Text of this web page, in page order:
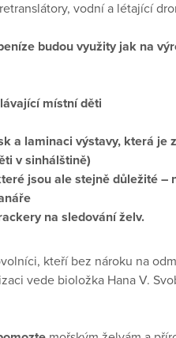
vodní a létající
budou využity jak na
místní děti
a laminaci výstavy, která je
v sinhálštině)
jsou ale stejně důležité –
na sledování želv.
kteří bez nároku na
vede bioložka Hana V.